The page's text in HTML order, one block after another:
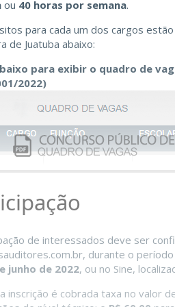
ou 40 horas por semana.
para cada um dos cargos
de Juatuba abaixo:
para exibir o quadro de
2022)
de interessados deve ser
durante o
junho de 2022, ou no Sine,
inscrição é cobrada taxa no valor